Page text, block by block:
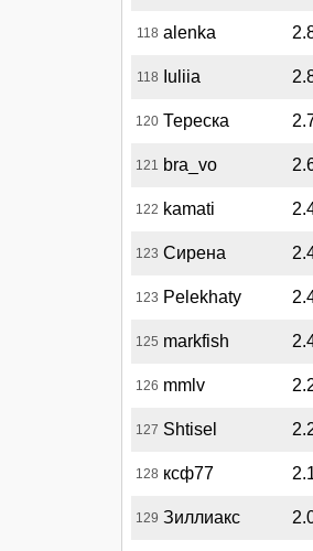
118 alenka
118 Iuliia
120 Тереска
121 bra_vo
122 kamati
123 Сирена
123 Pelekhaty
125 markfish
126 mmlv
127 Shtisel
128 ксф77
129 Зиллиакс